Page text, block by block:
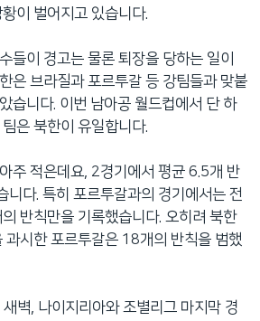
이 벌어지고 있습니다.
들이 경고는 물론 퇴장을 당하는 일이
은 브라질과 포르투갈 등 강팀들과 맞붙
습니다. 이번 남아공 월드컵에서 단 하
은 북한이 유일합니다.
주 적은데요, 2경기에서 평균 6.5개 반
니다. 특히 포르투갈과의 경기에서는 전
반칙만을 기록했습니다. 오히려 북한
과시한 포르투갈은 18개의 반칙을 범했
벽, 나이지리아와 조별리그 마지막 경